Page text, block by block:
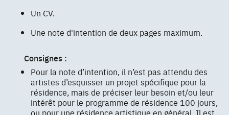
Un CV.
Une note d'intention de deux pages maximum.
Consignes :
Pour la note d’intention, il n’est pas attendu des
artistes d’esquisser un projet spécifique pour la
résidence, mais de préciser leur besoin et/ou leur
intérêt pour le programme de résidence 100 jours,
ou pour une résidence artistique en général. Il est